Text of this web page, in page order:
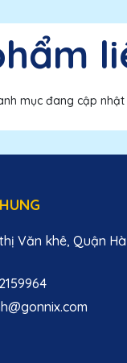
mục đang cập
Văn khê, Quận